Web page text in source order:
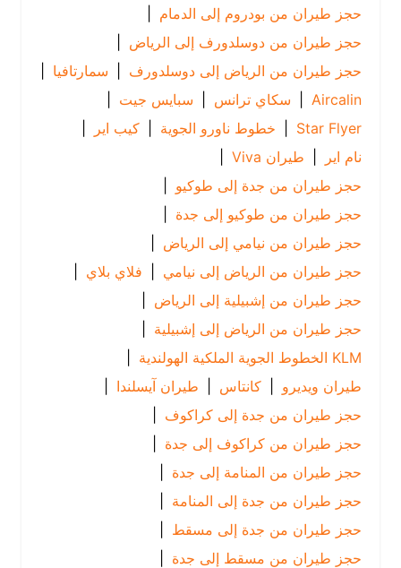
حجز طيران من بودروم إلى الدمام
|
حجز طيران من دوسلدورف إلى الرياض
|
حجز طيران من الرياض إلى دوسلدورف | سمارتافيا
|
Aircalin
| سكاي ترانس | سبايس جيت
|
Star Flyer
| خطوط ناورو الجوية | كيب اير |
| طيران Viva
|
حجز طيران من جدة إلى طوكيو |
حجز طيران من طوكيو إلى جدة
حجز طيران من نيامي إلى الرياض
|
حجز طيران من الرياض إلى نيامي | فلاي بلاي
حجز طيران من إشبيلية إلى الرياض
|
حجز طيران من الرياض إلى إشبيلية |
|
طيران ويديرو
| كانتاس | طيران آيسلندا |
حجز طيران من جدة إلى كراكوف |
حجز طيران من كراكوف إلى جدة
حجز طيران من المنامة إلى جدة
حجز طيران من جدة إلى المنامة |
حجز طيران من جدة إلى مسقط |
حجز طيران من مسقط إلى جدة